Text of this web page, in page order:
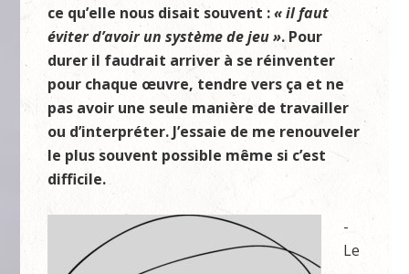
ce qu’elle nous disait souvent :« il faut
éviter d’avoir un système de jeu ». Pour
durer il faudrait arriver à se réinventer
pour chaque œuvre, tendre vers ça et ne
pas avoir une seule manière de travailler
ou d’interpréter. J’essaie de me renouveler
le plus souvent possible même si c’est
difficile.
-
Le